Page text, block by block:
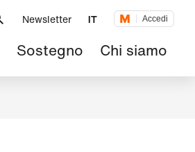
Newsletter IT Accedi
Sostegno Chi siamo